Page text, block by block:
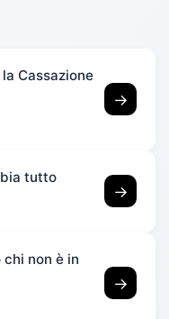
Cassazione
→
tutto
→
non è in
→